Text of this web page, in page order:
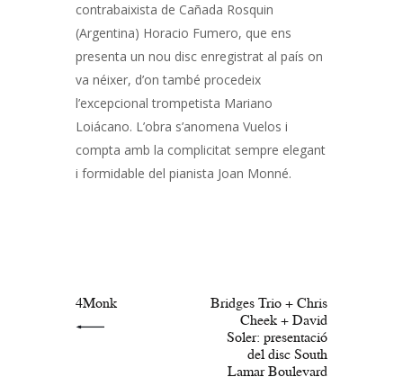
contrabaixista de Cañada Rosquin
(Argentina) Horacio Fumero, que ens
presenta un nou disc enregistrat al país on
va néixer, d’on també procedeix
l’excepcional trompetista Mariano
Loiácano. L’obra s’anomena Vuelos i
compta amb la complicitat sempre elegant
i formidable del pianista Joan Monné.
4Monk
Bridges Trio + Chris
Cheek + David
Soler: presentació
del disc South
Lamar Boulevard